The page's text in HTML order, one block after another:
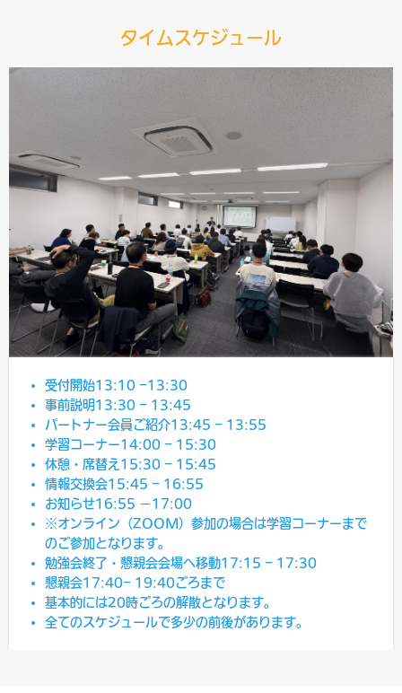
タイムスケジュール
受付開始13:10 –13:30
事前説明13:30 – 13:45
パートナー会員ご紹介13:45 – 13:55
学習コーナー14:00 – 15:30
休憩・席替え15:30 – 15:45
情報交換会15:45 – 16:55
お知らせ16:55 −17:00
※オンライン（ZOOM）参加の場合は学習コーナーまで
のご参加となります。
勉強会終了・懇親会会場へ移動17:15 – 17:30
懇親会17:40– 19:40ごろまで
基本的には20時ごろの解散となります。
全てのスケジュールで多少の前後があります。